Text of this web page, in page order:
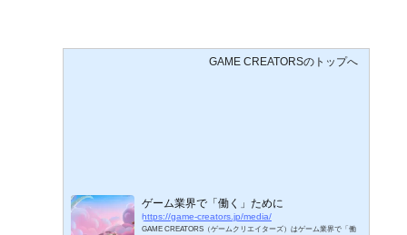
GAME CREATORSのトップへ
ゲーム業界で「働く」ために
https://game-creators.jp/media/
GAME CREATORS（ゲームクリエイターズ）はゲーム業界で「働